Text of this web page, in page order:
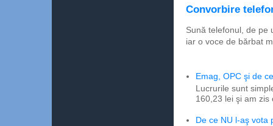
Convorbire
Sună telefonul, de pe
iar o voce de bărbat
Emag, OPC şi de
Lucrurile sunt
160,23 lei şi am
De ce NU l-aş vota